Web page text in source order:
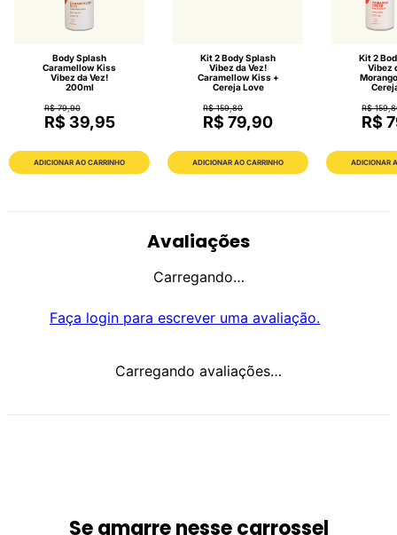
Body Splash
Caramellow Kiss
Vibez da Vez!
200ml
R$ 79,90
R$ 39,95
ADICIONAR AO CARRINHO
Kit 2 Body Splash
Vibez da Vez!
Caramellow Kiss +
Cereja Love
R$ 159,80
R$ 79,90
ADICIONAR AO CARRINHO
Kit 2
Vibez
R$
R$
ADICIONAR
Avaliações
Carregando…
Faça login para escrever uma avaliação.
Carregando avaliações…
Se amarre nesse carrossel